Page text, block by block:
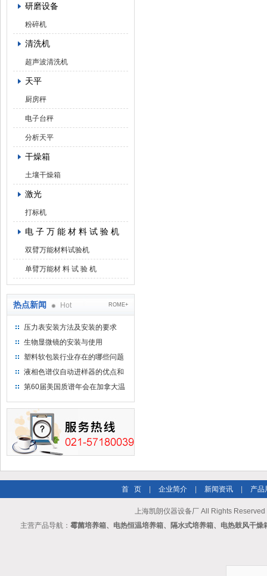
研磨设备
粉碎机
清洗机
超声波清洗机
天平
厨房秤
电子台秤
分析天平
干燥箱
土壤干燥箱
激光
打标机
电 子 万 能 材 料 试 验 机
双臂万能材料试验机
单臂万能材 料 试 验 机
热点新闻 Hot ROME+
压力表安装方法及安装的要求
生物显微镜的安装与使用
塑料软包装行业存在的哪些问题
液相色谱仪自动进样器的优点和
维护
第60届美国质谱年会在加拿大温
首 页 企业简介 新闻资讯 产品
上海凯朗仪器设备厂 All Rights Reserved
主营产品导航： 霉菌培养箱、电热恒温培养箱、隔水式培养箱、电热鼓风干